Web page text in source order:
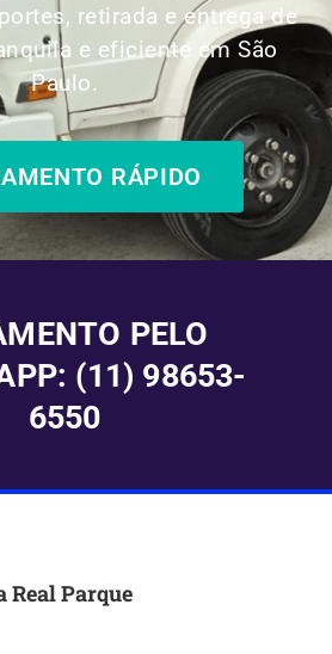
retirada e entrega de
e eficiente em São
Paulo.
RÁPIDO
PELO
(11) 98653-
6550
Real Parque